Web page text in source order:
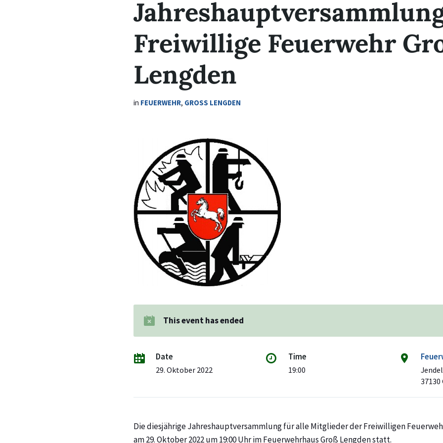
Freiwillige Feuerwehr
Lengden
in FEUERWEHR, GROSS LENGDEN
This event has ended
Date
29. Oktober 2022
Time
19:00
Die diesjährige Jahreshauptversammlung für alle Mitglieder der Freiwilligen
am 29. Oktober 2022 um 19:00 Uhr im Feuerwehrhaus Groß Lengden statt.